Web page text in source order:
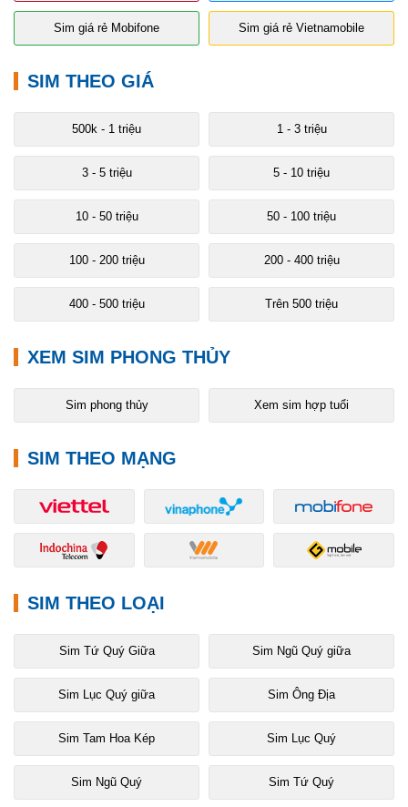
Sim giá rẻ Mobifone Sim giá rẻ Vietnamobile
SIM THEO GIÁ
500k - 1 triệu 1 - 3 triệu
3 - 5 triệu 5 - 10 triệu
10 - 50 triệu 50 - 100 triệu
100 - 200 triệu 200 - 400 triệu
400 - 500 triệu Trên 500 triệu
XEM SIM PHONG THỦY
Sim phong thủy Xem sim hợp tuổi
SIM THEO MẠNG
SIM THEO LOẠI
Sim Tứ Quý Giữa Sim Ngũ Quý giữa
Sim Lục Quý giữa Sim Ông Địa
Sim Tam Hoa Kép Sim Lục Quý
Sim Ngũ Quý Sim Tứ Quý